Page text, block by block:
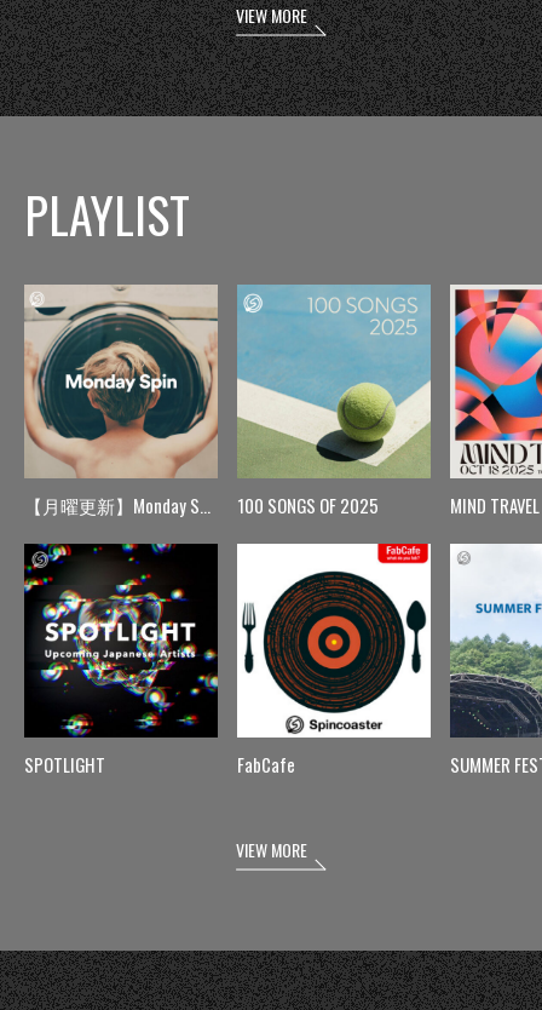
VIEW MORE
PLAYLIST
【月曜更新】Monday Spin
SPOTLIGHT
100 SONGS OF 2025
FabCafe
MIND TRAVEL
SUMMER
VIEW MORE